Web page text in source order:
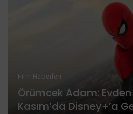
Film Haberleri
Örümcek Adam:
Kasım’da Disney+’a